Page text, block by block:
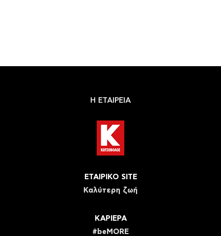
Η ΕΤΑΙΡΕΙΑ
ΕΤΑΙΡΙΚΟ SITE
Καλύτερη ζωή
ΚΑΡΙΕΡΑ
#beMORE